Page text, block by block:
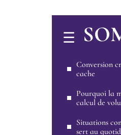
Conversion
cache
Pourquoi la
calcul de
Situations
sert au